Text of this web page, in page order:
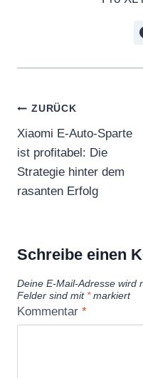
ZURÜCK
Xiaomi E-Auto-Sparte
ist profitabel: Die
Strategie hinter dem
rasanten Erfolg
Schreibe einen
Deine E-Mail-Adresse wird
Felder sind mit *markiert
Kommentar *